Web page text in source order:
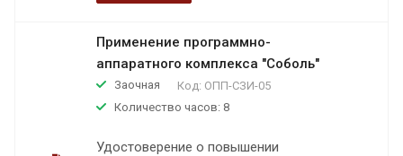
Применение программно-
аппаратного комплекса "Соболь"
Заочная Код: ОПП-СЗИ-05
Количество часов: 8
Удостоверение о повышении